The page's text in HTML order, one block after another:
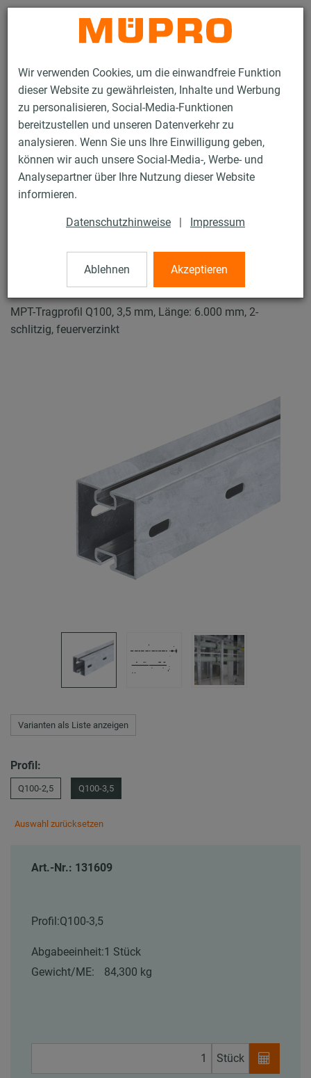
Wir verwenden Cookies, um die einwandfreie Funktion
dieser Website zu gewährleisten, Inhalte und Werbung
zu personalisieren, Social-Media-Funktionen
bereitzustellen und unseren Datenverkehr zu
analysieren. Wenn Sie uns Ihre Einwilligung geben,
können wir auch unsere Social-Media-, Werbe- und
Analysepartner über Ihre Nutzung dieser Website
informieren.
Datenschutzhinweise | Impressum
Ablehnen Akzeptieren
Kontakt
Produkte Befestigungstechnik
Lüftungsbefestigung
Installationsschienen für die Lüftungsbefestigung
MPT-Systemschienen (schwerer Lastbereich)
MPT-Tragprofile Q100
5 / 24
MPT-Tragprofile Q100
MPT-Tragprofil Q100, 3,5 mm, Länge: 6.000 mm, 2-
schlitzig, feuerverzinkt
Varianten als Liste anzeigen
Profil:
Q100-2,5 Q100-3,5
Auswahl zurücksetzen
Art.-Nr.: 131609
Profil:Q100-3,5
Abgabeeinheit:1 Stück
Gewicht/ME:
84,300 kg
Stück